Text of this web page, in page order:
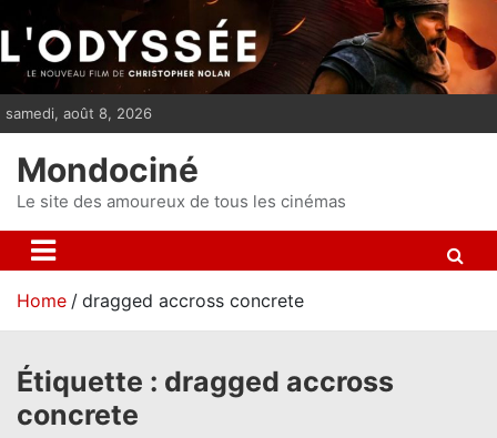
i
p
n
t
samedi, août 8, 2026
Mondociné
Le site des amoureux de tous les cinémas
Home dragged accross concrete
Étiquette : dragged accross
concrete